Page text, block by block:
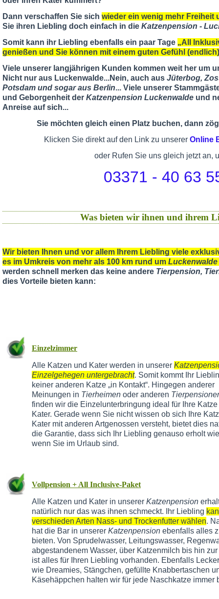
Dann verschaffen Sie sich wieder ein wenig mehr Freiheit
Sie ihren Liebling doch einfach in die Katzenpension -
Somit kann ihr Liebling ebenfalls ein paar Tage „All
genießen und Sie können mit einem guten Gefühl
Viele unserer langjährigen Kunden kommen weit her um
Nicht nur aus Luckenwalde...Nein, auch aus Jüterbog,
Potsdam und sogar aus Berlin... Viele unserer
und Geborgenheit der Katzenpension Luckenwalde und
Anreise auf sich...
Sie möchten gleich einen Platz buchen, dann
Klicken Sie direkt auf den Link zu unserer Online
oder Rufen Sie uns gleich jetzt an,
03371 - 40 63
Was bieten wir ihnen und ihrem
Wir bieten Ihnen und vor allem Ihrem Liebling viele
es im Umkreis von mehr als 100 km rund um Luckenwalde
werden schnell merken das keine andere Tierpension,
dies Vorteile bieten kann:
Einzelzimmer
Alle Katzen und Kater werden in unserer
Einzelgehegen untergebracht. Somit kommt Ihr
keiner anderen Katze „in Kontakt“. Hingegen anderer
Meinungen in Tierheimen oder anderen
finden wir die Einzelunterbringung ideal für Ihre Katze
Kater. Gerade wenn Sie nicht wissen ob sich Ihre
Kater mit anderen Artgenossen versteht, bietet dies
die Garantie, dass sich Ihr Liebling genauso erholt
wenn Sie im Urlaub sind.
Vollpension + All Inclusive-Paket
Alle Katzen und Kater in unserer Katzenpension
natürlich nur das was ihnen schmeckt. Ihr Liebling
verschieden Arten Nass- und Trockenfutter wählen.
hat die Bar in unserer Katzenpension ebenfalls alles
bieten. Von Sprudelwasser, Leitungswasser,
abgestandenem Wasser, über Katzenmilch bis hin
ist alles für Ihren Liebling vorhanden. Ebenfalls
wie Dreamies, Stängchen, gefüllte Knabbertaschen
Käsehäppchen halten wir für jede Naschkatze immer